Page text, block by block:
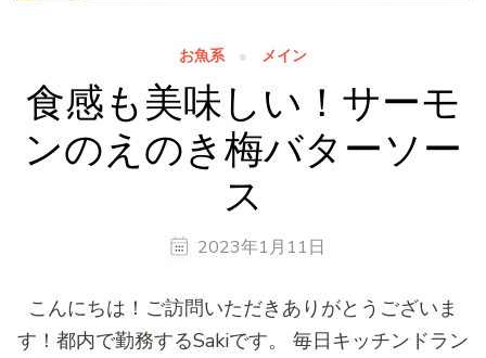
お魚系 メイン
食感も美味しい！サーモ
ンのえのき梅バターソー
ス
2023年1月11日
こんにちは！ご訪問いただきありがとうございま
す！都内で勤務するSakiです。 毎日キッチンドラン